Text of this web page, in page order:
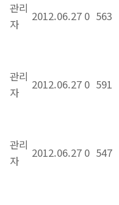
관리
자
2012.06.27 0 563
관리
자
2012.06.27 0 591
관리
자
2012.06.27 0 547